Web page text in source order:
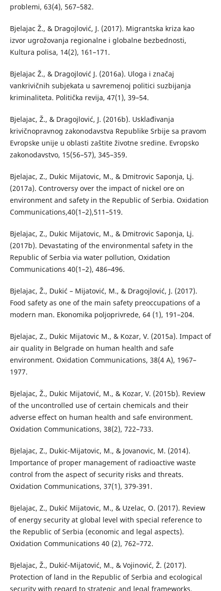
problemi, 63(4), 567–582.
Bjelajac Ž., & Dragojlović, J. (2017). Migrantska kriza kao
izvor ugrožovanja regionalne i globalne bezbednosti,
Kultura polisa, 14(2), 161–171.
Bjelajac Ž., & Dragojlović J. (2016a). Uloga i značaj
vankrivičnih subjekata u savremenoj politici suzbijanja
kriminaliteta. Politička revija, 47(1), 39–54.
Bjelajac, Ž., & Dragojlović, J. (2016b). Usklađivanja
krivičnopravnog zakonodavstva Republike Srbije sa pravom
Evropske unije u oblasti zaštite životne sredine. Evropsko
zakonodavstvo, 15(56–57), 345–359.
Bjelajac, Z., Dukic Mijatovic, M., & Dmitrovic Saponja, Lj.
(2017a). Controversy over the impact of nickel ore on
environment and safety in the Republic of Serbia. Oxidation
Communications,40(1–2),511–519.
Bjelajac, Z., Dukic Mijatovic, M., & Dmitrovic Saponja, Lj.
(2017b). Devastating of the environmental safety in the
Republic of Serbia via water pollution, Oxidation
Communications 40(1–2), 486–496.
Bjelajac, Ž., Dukić – Mijatović, M., & Dragojlović, J. (2017).
Food safety as one of the main safety preoccupations of a
modern man. Ekonomika poljoprivrede, 64 (1), 191–204.
Bjelajac, Z., Dukic Mijatovic M., & Kozar, V. (2015a). Impact of
air quality in Belgrade on human health and safe
environment. Oxidation Communications, 38(4 A), 1967–
1977.
Bjelajac, Ž., Dukic Mijatović, M., & Kozar, V. (2015b). Review
of the uncontrolled use of certain chemicals and their
adverse effect on human health and safe environment.
Oxidation Communications, 38(2), 722–733.
Bjelajac, Z., Dukic-Mijatovic, M., & Jovanovic, M. (2014).
Importance of proper management of radioactive waste
control from the aspect of security risks and threats.
Oxidation Communications, 37(1), 379-391.
Bjelajac, Z., Dukić Mijatovic, M., & Uzelac, O. (2017). Review
of energy security at global level with special reference to
the Republic of Serbia (economic and legal aspects).
Oxidation Communications 40 (2), 762–772.
Bjelajac, Ž., Dukić-Mijatović, M., & Vojinović, Ž. (2017).
Protection of land in the Republic of Serbia and ecological
security with regard to strategic and legal frameworks.